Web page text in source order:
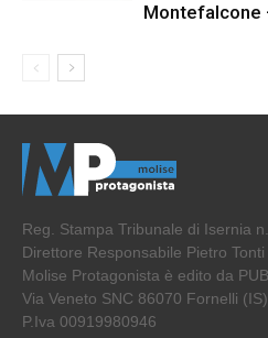
Montefalcone
Reg. Stampa Tribunale di Isernia
Direttore Responsabile Pietro Tonti
Molise Protagonista è edito da
Via Veneto SNC 86070 Fornelli (IS)
P.Iva 00919980946